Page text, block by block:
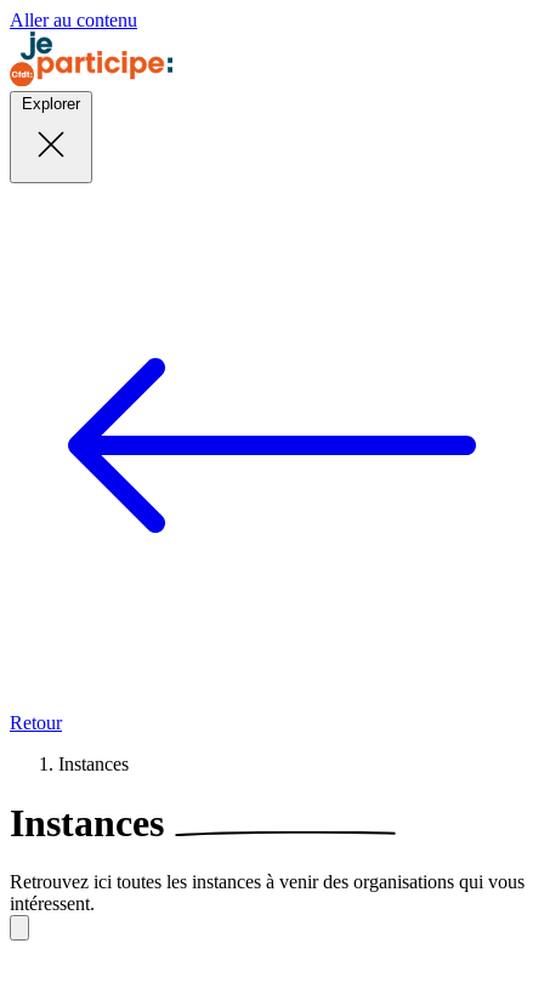
Aller au contenu
Explorer
Retour
Instances
Instances
Retrouvez ici toutes les instances à venir des organisations qui vous
intéressent.